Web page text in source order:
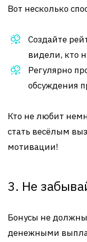
Вот несколько
Создайте
видели, кто
Регулярно
обсуждения
Кто не любит
стать весёлым
мотивации!
3. Не
Бонусы не
денежными